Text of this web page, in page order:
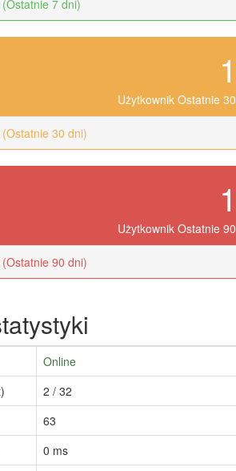
7 dni)
Użytkownik Ostatnie
30 dni)
Użytkownik Ostatnie
90 dni)
Online
2 / 32
63
0 ms